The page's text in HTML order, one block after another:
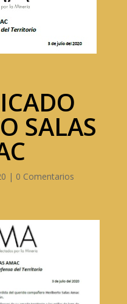
SALAS
| 0 Comentarios